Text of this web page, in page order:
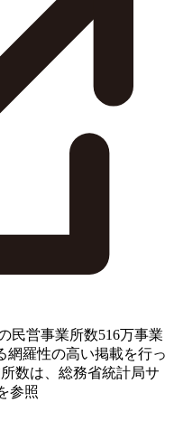
民営事業所数516万事業
網羅性の高い掲載を行っ
数は、総務省統計局サ
参照